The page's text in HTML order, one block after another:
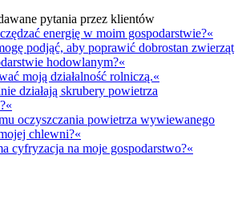
pytania przez klientów
energię w moim gospodarstwie?«
podjąć, aby poprawić dobrostan zwierząt
hodowlanym?«
moją działalność rolniczą.«
działają skrubery powietrza
oczyszczania powietrza wywiewanego
chlewni?«
cyfryzacja na moje gospodarstwo?«